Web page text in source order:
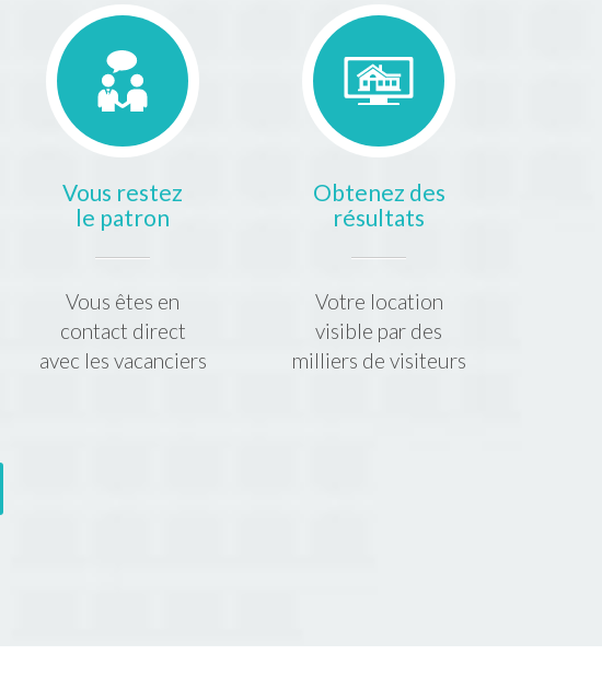
Vous restez
le patron
Vous êtes en
contact direct
avec les vacanciers
Obtenez des
résultats
Votre location
visible par des
milliers de visiteurs